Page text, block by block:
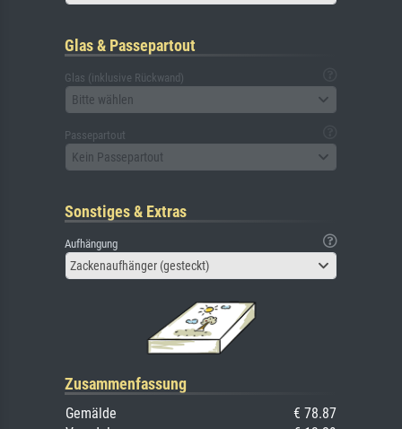
Glas & Passepartout
Glas (inklusive Rückwand)
Bitte wählen
Passepartout
Kein Passepartout
Sonstiges & Extras
Aufhängung
Zackenaufhänger (gesteckt)
Zusammenfassung
Gemälde
€ 78.87